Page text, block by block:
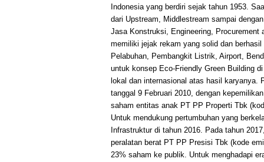
Indonesia yang berdiri sejak tahun 1953.
dari Upstream, Middlestream sampai
Jasa Konstruksi, Engineering, Procurement
memiliki jejak rekam yang solid dan
Pelabuhan, Pembangkit Listrik, Airport,
untuk konsep Eco-Friendly Green Building
lokal dan internasional atas hasil
tanggal 9 Februari 2010, dengan
saham entitas anak PT PP Properti Tbk
Untuk mendukung pertumbuhan yang
Infrastruktur di tahun 2016. Pada tahun
peralatan berat PT PP Presisi Tbk (kode
23% saham ke publik. Untuk menghadapi